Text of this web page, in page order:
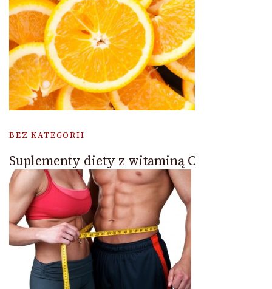
BEZ KATEGORII
Suplementy diety z witaminą C